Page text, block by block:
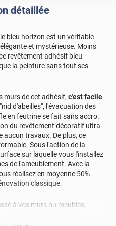
ne doit comprendre
jai acheté en Chine
loin À bientôt
détaillée
bleu horizon est un véritable
et mystérieuse. Moins
revêtement adhésif bleu
la peinture sans tout ses
murs de cet adhésif, c'est facile
d'abeilles", l'évacuation des
en feutrine se fait sans accro.
du revêtement décoratif ultra-
aucun travaux. De plus, ce
Sous l'action de la
sur laquelle vous l'installez
de l'ameublement. Avec la
réalisez en moyenne 50%
classique.
à vos murs ou meubles,
aux UV et à l’usure.